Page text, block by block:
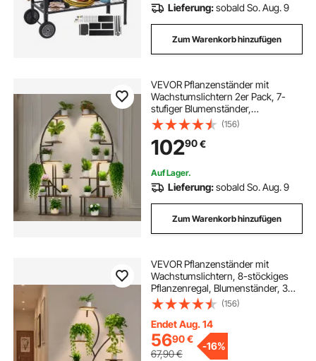
Lieferung:sobald So. Aug. 9
Zum Warenkorb hinzufügen
VEVOR Pflanzenständer mit
Wachstumslichtern 2er Pack, 7-
stufiger Blumenständer,
Blumentreppe, Pflanzentreppe, 3
Timer- & 10 Helligkeitsstufen,
Blumenregal für das Wohnzimmer,
550x260x1665mm
(156)
10290€
Auf Lager.
Lieferung:sobald So. Aug. 9
Zum Warenkorb hinzufügen
VEVOR Pflanzenständer mit
Wachstumslichtern, 8-stöckiges
Pflanzenregal, Blumenständer, 3
Timer- & 10 Helligkeitsstufen,
Blumenregal als Dekoration für
Wohnzimmer & Balkon,
920x310x1575 mm
(156)
Endet Aug. 14
5690€
67,90€
-16%